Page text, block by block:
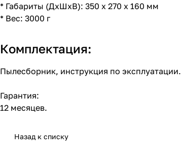
* Габариты (ДхШхВ): 350 x 270 x 160 мм
* Вес: 3000 г
Комплектация:
Пылесборник, инструкция по эксплуатации.
Гарантия:
12 месяцев.
Назад к списку